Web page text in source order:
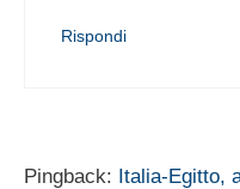
Rispondi
Pingback: Italia-Egitto,